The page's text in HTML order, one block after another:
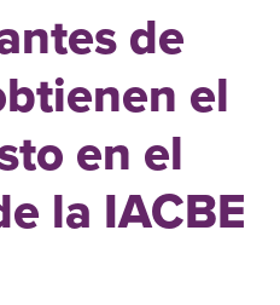
de
el
en el
la IACBE